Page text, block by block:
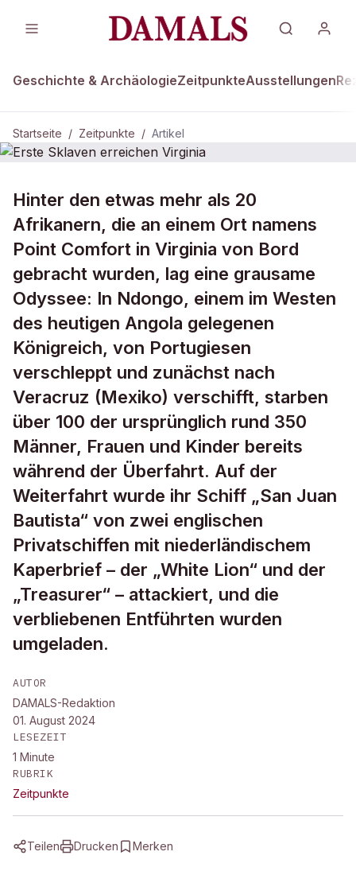
Geschichte & ArchäologieZeitpunkteAusstellungen
Startseite / Zeitpunkte / Artikel
Erste Sklaven erreichen Virginia
Hinter den etwas mehr als 20
Afrikanern, die an einem Ort namens
Point Comfort in Virginia von Bord
gebracht wurden, lag eine grausame
Odyssee: In Ndongo, einem im Westen
des heutigen Angola gelegenen
Königreich, von Portugiesen
verschleppt und zunächst nach
Veracruz (Mexiko) verschifft, starben
über 100 der ursprünglich rund 350
Männer, Frauen und Kinder bereits
während der Überfahrt. Auf der
Weiterfahrt wurde ihr Schiff „San Juan
Bautista“ von zwei englischen
Privatschiffen mit niederländischem
Kaperbrief – der „White Lion“ und der
„Treasurer“ – attackiert, und die
verbliebenen Entführten wurden
umgeladen.
AUTOR
DAMALS-Redaktion
01. August 2024
LESEZEIT
1 Minute
RUBRIK
Zeitpunkte
Teilen Drucken Merken